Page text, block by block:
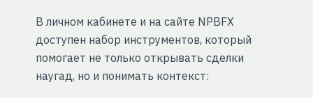
В личном кабинете и на сайте NPBFX
доступен набор инструментов, который
помогает не только открывать сделки
наугад, но и понимать контекст: